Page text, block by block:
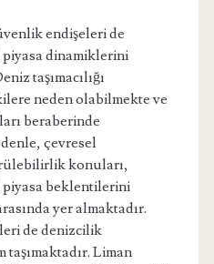
endişeleri de
dinamiklerini
taşımacılığı
neden olabilmekte ve
beraberinde
çevresel
konuları,
beklentilerini
yer almaktadır.
de denizcilik
Liman